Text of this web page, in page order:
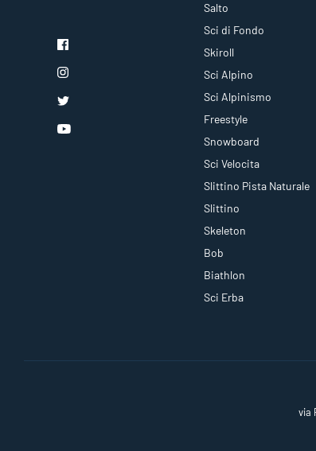
Salto
Sci di Fondo
Skiroll
Sci Alpino
Sci Alpinismo
Freestyle
Snowboard
Sci Velocita
Slittino Pista Naturale
Slittino
Skeleton
Bob
Biathlon
Sci Erba
via